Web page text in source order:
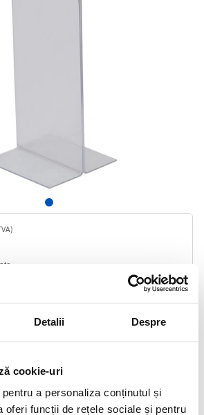
Detalii Despre
cookie-uri
a personaliza conținutul și
oferi funcții de rețele sociale și pentru
Informatii livrare
Telefon: